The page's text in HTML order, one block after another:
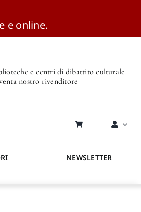
e online.
e centri di dibattito culturale
nostro rivenditore
NEWSLETTER